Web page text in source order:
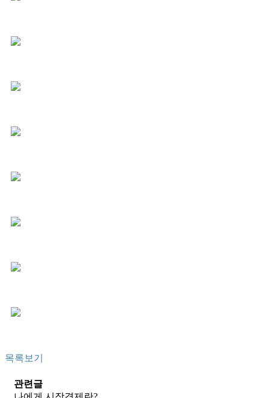
목록보기
관련글